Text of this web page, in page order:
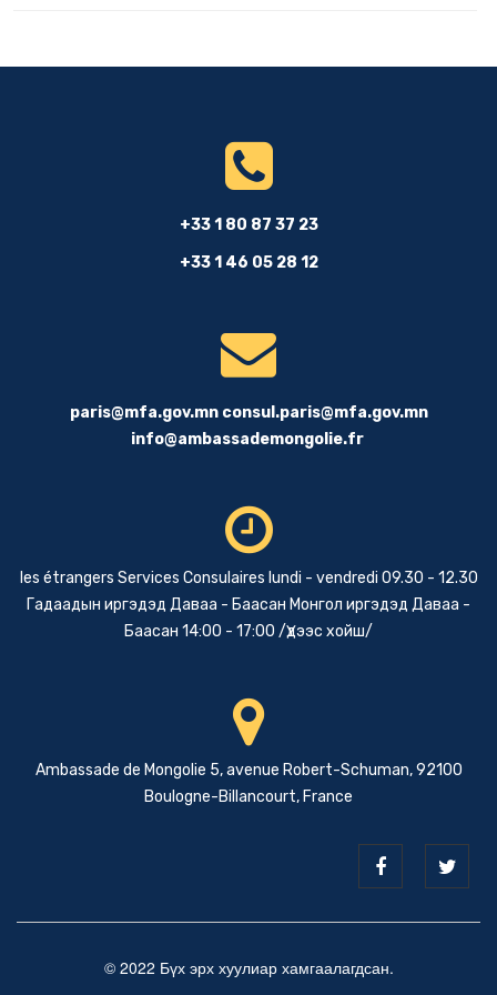
+33 1 80 87 37 23
+33 1 46 05 28 12
paris@mfa.gov.mn consul.paris@mfa.gov.mn
info@ambassademongolie.fr
les étrangers Services Consulaires lundi - vendredi 09.30 - 12.30
Гадаадын иргэдэд Даваа - Баасан Монгол иргэдэд Даваа -
Баасан 14:00 - 17:00 /Үдээс хойш/
Ambassade de Mongolie 5, avenue Robert-Schuman, 92100
Boulogne-Billancourt, France
© 2022 Бүх эрх хуулиар хамгаалагдсан.